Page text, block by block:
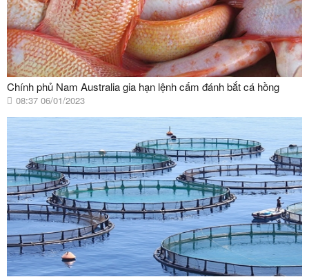
Chính phủ Nam Australia gia hạn lệnh cấm đánh bắt cá hồng
08:37 06/01/2023